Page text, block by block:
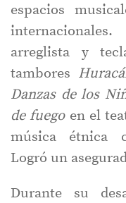
espacios
arreglista y
tambores
Danzas de los
de fuegoen el
música étnica
Logró un
Durante su